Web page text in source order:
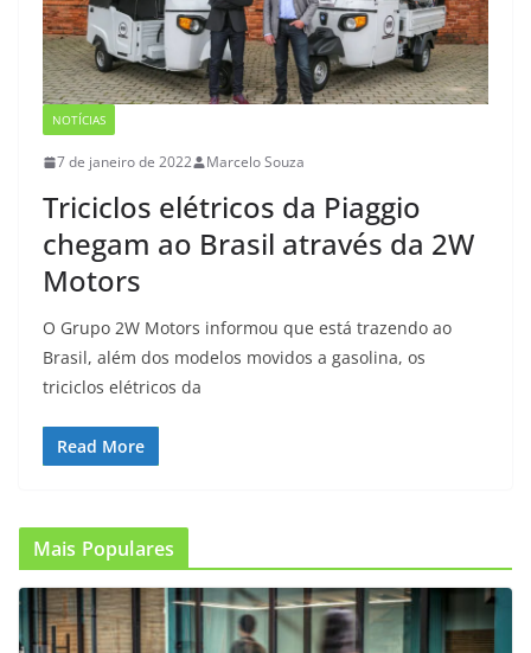
NOTÍCIAS
7 de janeiro de 2022 Marcelo Souza
Triciclos elétricos da Piaggio
chegam ao Brasil através da 2W
Motors
O Grupo 2W Motors informou que está trazendo ao
Brasil, além dos modelos movidos a gasolina, os
triciclos elétricos da
Read More
Mais Populares